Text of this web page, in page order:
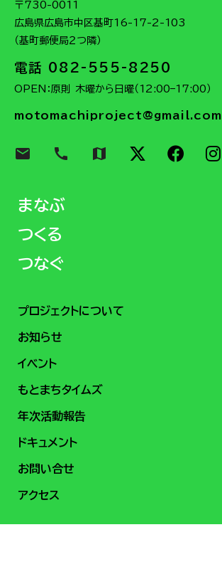
〒730-0011
広島県広島市中区基町16-17-2-103
（基町郵便局２つ隣）
電話 082-555-8250
OPEN：原則 木曜から日曜（12:00–17:00）
motomachiproject@gmail.com
email call map
まなぶ
つくる
つなぐ
プロジェクトについて
お知らせ
イベント
もとまちタイムズ
年次活動報告
ドキュメント
お問い合せ
アクセス